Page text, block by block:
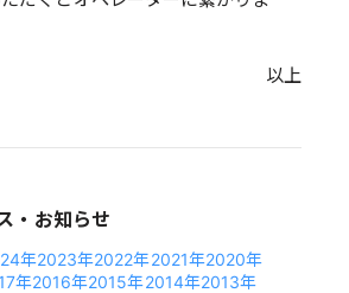
以上
・お知らせ
年2023年2022年2021年2020年
年2016年2015年2014年2013年